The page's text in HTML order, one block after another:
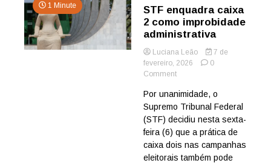
1 Minute
STF enquadra caixa
2 como improbidade
administrativa
Luciana Leão
7 de
fevereiro, 2026
0
Commenton
enquadra
caixa
2
improbidade
administrativa
Por unanimidade, o
Supremo Tribunal Federal
(STF) decidiu nesta sexta-
feira (6) que a prática de
caixa dois nas campanhas
eleitorais também pode